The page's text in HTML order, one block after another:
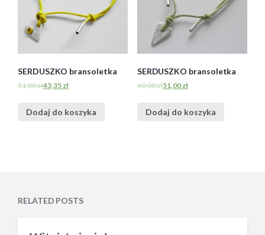
SERDUSZKO bransoletka
51,00zł43,35 zł
Dodaj do koszyka
SERDUSZKO bransoletka
60,00zł51,00zł
Dodaj do koszyka
RELATED POSTS